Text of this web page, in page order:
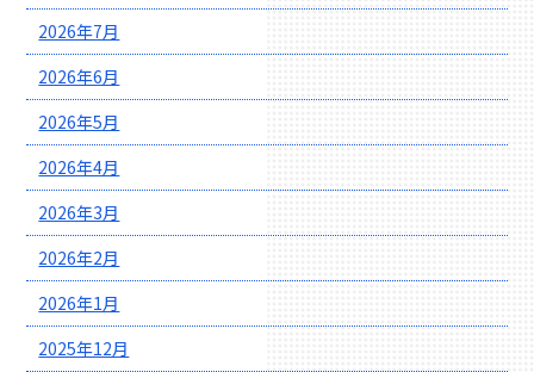
2026年7月
2026年6月
2026年5月
2026年4月
2026年3月
2026年2月
2026年1月
2025年12月